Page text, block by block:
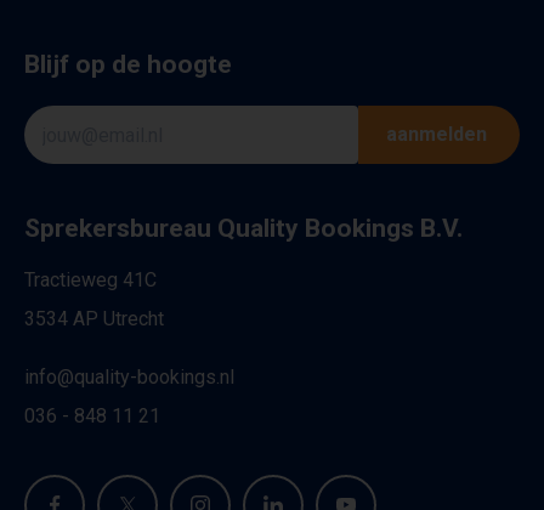
Blijf op de hoogte
aanmelden
Sprekersbureau Quality Bookings B.V.
Tractieweg 41C
3534 AP Utrecht
info@quality-bookings.nl
036 - 848 11 21